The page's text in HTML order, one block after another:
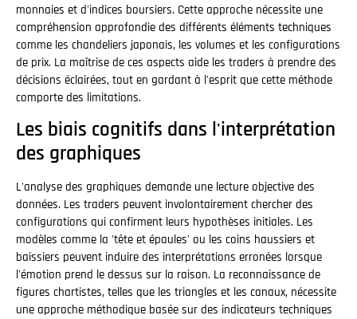
monnaies et d'indices boursiers. Cette approche nécessite une
compréhension approfondie des différents éléments techniques
comme les chandeliers japonais, les volumes et les configurations
de prix. La maîtrise de ces aspects aide les traders à prendre des
décisions éclairées, tout en gardant à l'esprit que cette méthode
comporte des limitations.
Les biais cognitifs dans l'interprétation
des graphiques
L'analyse des graphiques demande une lecture objective des
données. Les traders peuvent involontairement chercher des
configurations qui confirment leurs hypothèses initiales. Les
modèles comme la 'tête et épaules' ou les coins haussiers et
baissiers peuvent induire des interprétations erronées lorsque
l'émotion prend le dessus sur la raison. La reconnaissance de
figures chartistes, telles que les triangles et les canaux, nécessite
une approche méthodique basée sur des indicateurs techniques